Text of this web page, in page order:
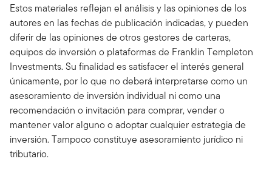
Estos materiales reflejan el análisis y las opiniones de los
autores en las fechas de publicación indicadas, y pueden
diferir de las opiniones de otros gestores de carteras,
equipos de inversión o plataformas de Franklin Templeton
Investments. Su finalidad es satisfacer el interés general
únicamente, por lo que no deberá interpretarse como un
asesoramiento de inversión individual ni como una
recomendación o invitación para comprar, vender o
mantener valor alguno o adoptar cualquier estrategia de
inversión. Tampoco constituye asesoramiento jurídico ni
tributario.